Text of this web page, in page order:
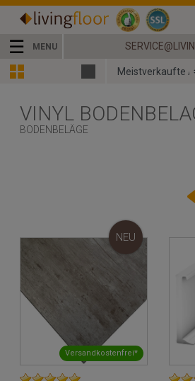
☰ MENU
VINYL
BODENBELÄGE
Versandkostenfrei*
NEU